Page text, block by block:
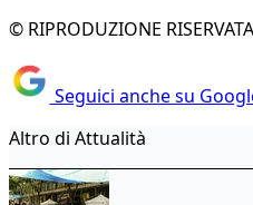
© RIPRODUZIONE RISERVATA
Seguici anche su
Altro di Attualità